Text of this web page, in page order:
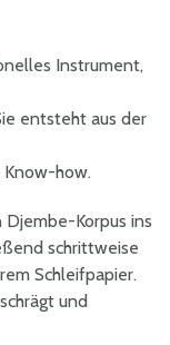
Instrument,
entsteht aus der
Know-how.
Korpus ins
schrittweise
Schleifpapier.
und